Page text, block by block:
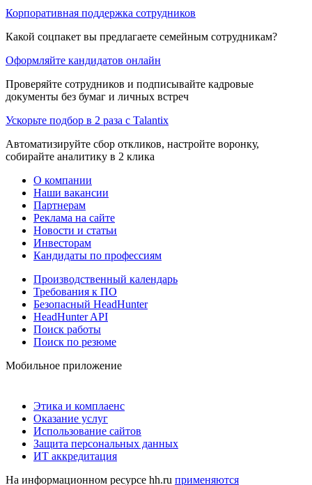
Корпоративная поддержка сотрудников
Какой соцпакет вы предлагаете семейным сотрудникам?
Оформляйте кандидатов онлайн
Проверяйте сотрудников и подписывайте кадровые
документы без бумаг и личных встреч
Ускорьте подбор в 2 раза с Talantix
Автоматизируйте сбор откликов, настройте воронку,
собирайте аналитику в 2 клика
О компании
Наши вакансии
Партнерам
Реклама на сайте
Новости и статьи
Инвесторам
Кандидаты по профессиям
Производственный календарь
Требования к ПО
Безопасный HeadHunter
HeadHunter API
Поиск работы
Поиск по резюме
Мобильное приложение
Этика и комплаенс
Оказание услуг
Использование сайтов
Защита персональных данных
ИТ аккредитация
На информационном ресурсе hh.ru применяются